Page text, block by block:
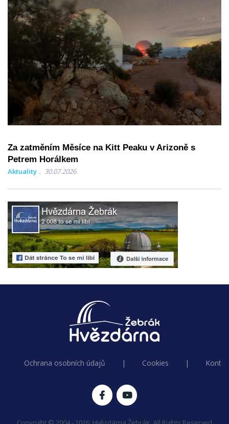
Za zatměním Měsíce na Kitt Peaku v Arizoně s
Petrem Horálkem
Aktuality 30.07.2026
Ochrana osobních údajů | Cookies |